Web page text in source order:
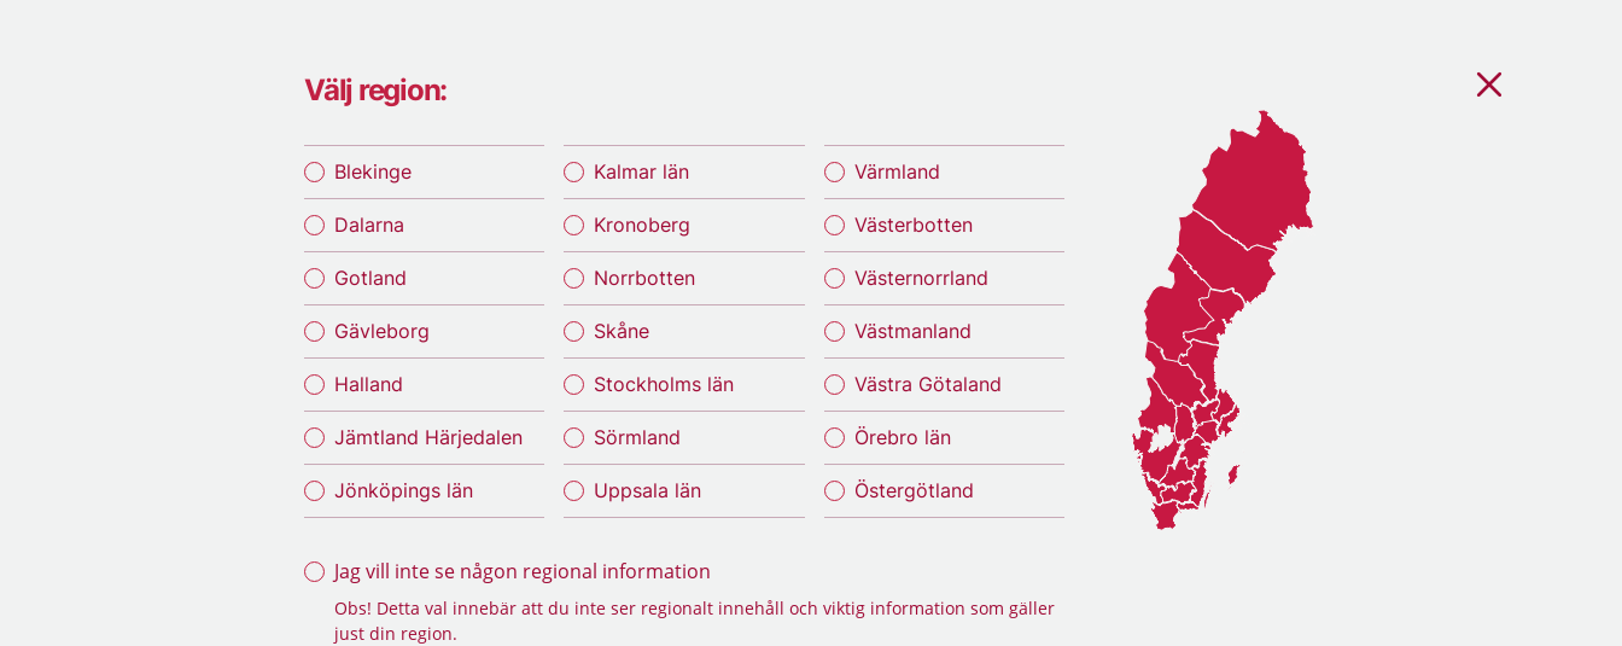
Välj region:
Blekinge
Dalarna
Gotland
Gävleborg
Halland
Jämtland Härjedalen
Jönköpings län
Kalmar län
Kronoberg
Norrbotten
Skåne
Stockholms län
Sörmland
Uppsala län
Värmland
Västerbotten
Västernorrland
Västmanland
Västra Götaland
Örebro län
Östergötland
Jag vill inte se någon regional information
Obs! Detta val innebär att du inte ser regionalt innehåll och viktig information som gäller
just din region.